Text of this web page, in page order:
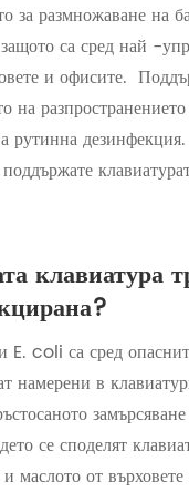
за размножаване на
са сред най -
и офисите.
на
рутинна
клавиатура
coli са сред
намерени в
се споделят
маслото от